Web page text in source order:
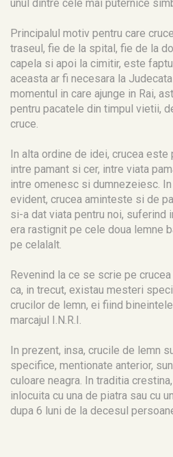
unul dintre cele mai puternice
Principalul motiv pentru care
traseul, fie de la spital, fie de la
capela si apoi la cimitir, este
aceasta ar fi necesara la
momentul in care ajunge in Rai,
pentru pacatele din timpul vietii,
cruce.
In alta ordine de idei, crucea este
intre pamant si cer, intre viata
intre omenesc si dumnezeiesc.
evident, crucea aminteste si de
si-a dat viata pentru noi, suferind
era rastignit pe cele doua lemne
pe celalalt.
Revenind la ce se scrie pe
ca, in trecut, existau mesteri
crucilor de lemn, ei fiind
marcajul I.N.R.I.
In prezent, insa, crucile de lemn
specifice, mentionate anterior,
culoare neagra. In traditia
inlocuita cu una de piatra sau cu
dupa 6 luni de la decesul